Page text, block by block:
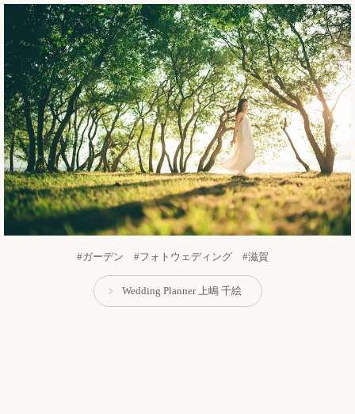
#ガーデン #フォトウェディング #滋賀
Wedding Planner 上嶋 千絵